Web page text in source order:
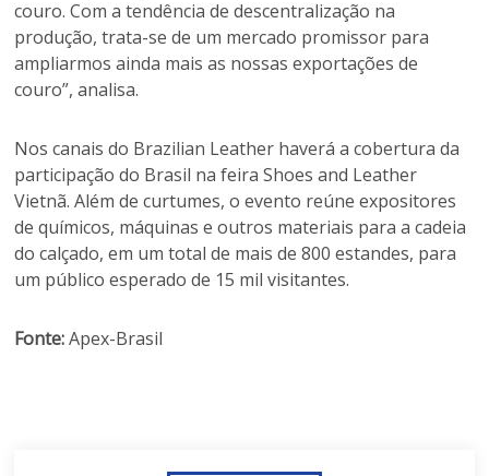
couro. Com a tendência de descentralização na
produção, trata-se de um mercado promissor para
ampliarmos ainda mais as nossas exportações de
couro”, analisa.
Nos canais do Brazilian Leather haverá a cobertura da
participação do Brasil na feira Shoes and Leather
Vietnã. Além de curtumes, o evento reúne expositores
de químicos, máquinas e outros materiais para a cadeia
do calçado, em um total de mais de 800 estandes, para
um público esperado de 15 mil visitantes.
Fonte:Apex-Brasil